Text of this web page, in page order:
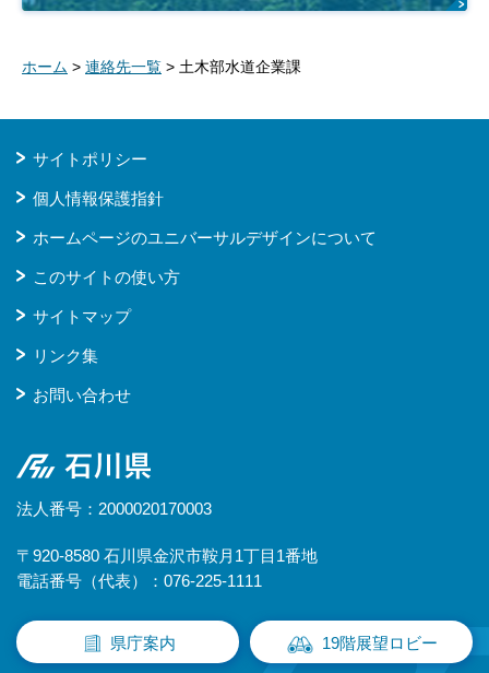
ホーム > 連絡先一覧 > 土木部水道企業課
サイトポリシー
個人情報保護指針
ホームページのユニバーサルデザインについて
このサイトの使い方
サイトマップ
リンク集
お問い合わせ
石川県
法人番号：2000020170003
〒920-8580 石川県金沢市鞍月1丁目1番地
電話番号（代表）：076-225-1111
県庁案内 19階展望ロビー